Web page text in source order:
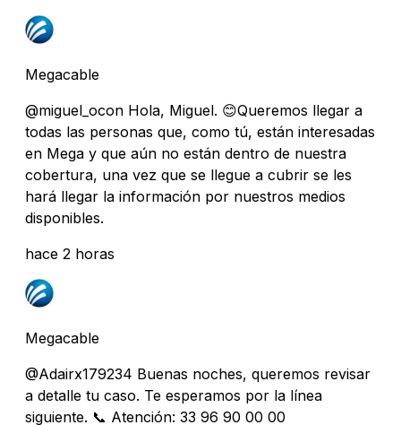
Megacable
@miguel_ocon Hola, Miguel. 😊Queremos llegar a
todas las personas que, como tú, están interesadas
en Mega y que aún no están dentro de nuestra
cobertura, una vez que se llegue a cubrir se les
hará llegar la información por nuestros medios
disponibles.
hace 2 horas
Megacable
@Adairx179234 Buenas noches, queremos revisar
a detalle tu caso. Te esperamos por la línea
siguiente. 📞 Atención: 33 96 90 00 00